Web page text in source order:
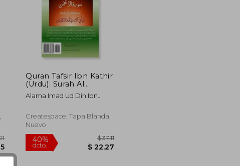
$ 406.86
$ 223.77
45%
dcto.
Quran Tafsir Ibn Kathir
(Urdu): Surah Al
Rahman
Alama Imad Ud Din Ibn
Createspace, Tapa Blanda,
Nuevo